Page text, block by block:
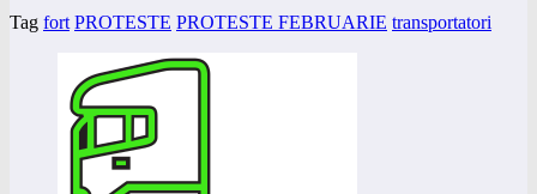
Tag fort PROTESTE PROTESTE FEBRUARIE transportatori